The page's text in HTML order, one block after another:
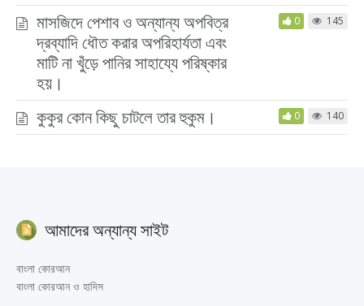
মাসজিদে পেশাব ও অন্যান্য অপবিত্র
দ্রব্যাদি ধৌত করার অপরিহার্যতা এবং
মাটি না খুঁড়ে পানির সাহায্যে পরিষ্কার
হয়।
0 145
কুকুর কোন কিছু চাটলে তার হুকুম। 0 140
আমাদের অন্যান্য সাইট
বাংলা কোরআন
বাংলা কোরআন ও হাদিস